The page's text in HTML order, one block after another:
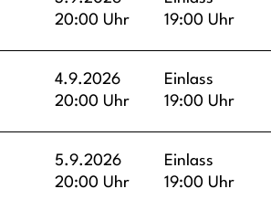
20:00 Uhr
19:00 Uhr
4.9.2026
20:00 Uhr
Einlass
19:00 Uhr
5.9.2026
20:00 Uhr
Einlass
19:00 Uhr